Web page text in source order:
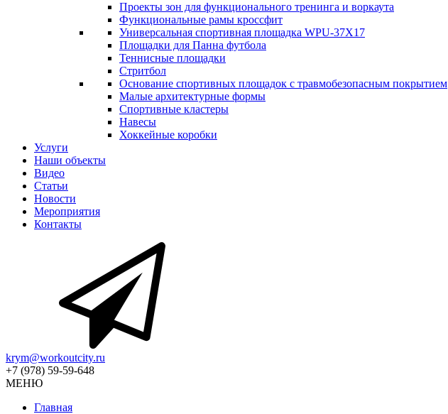
Проекты зон для функционального тренинга и воркаута
Функциональные рамы кроссфит
Универсальная спортивная площадка WPU-37X17
Площадки для Панна футбола
Теннисные площадки
Стритбол
Основание спортивных площадок с травмобезопасным покрытием
Малые архитектурные формы
Спортивные кластеры
Навесы
Хоккейные коробки
Услуги
Наши объекты
Видео
Статьи
Новости
Мероприятия
Контакты
krym@workoutcity.ru
+7 (978) 59-59-648
МЕНЮ
Главная